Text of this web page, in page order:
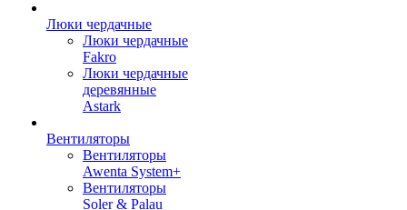
Люки чердачные
Люки чердачные
Fakro
Люки чердачные
деревянные
Astark
Вентиляторы
Вентиляторы
Awenta System+
Вентиляторы
Soler & Palau